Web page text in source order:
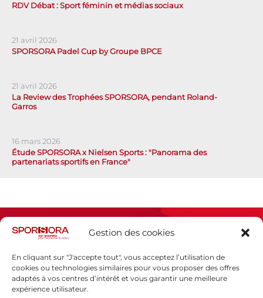
Gestion des cookies
En cliquant sur "J'accepte tout", vous acceptez l’utilisation de
cookies ou technologies similaires pour vous proposer des offres
adaptés à vos centres d’intérêt et vous garantir une meilleure
expérience utilisateur.
RDV Débat : Sport féminin et médias sociaux
21 avril 2026
SPORSORA Padel Cup by Groupe BPCE
21 avril 2026
La Review des Trophées SPORSORA, pendant Roland-
Garros
16 mars 2026
Étude SPORSORA x Nielsen Sports : "Panorama des
partenariats sportifs en France"
Espace presse